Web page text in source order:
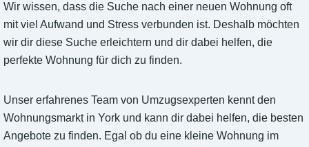
Wir wissen, dass die Suche nach einer neuen Wohnung oft
mit viel Aufwand und Stress verbunden ist. Deshalb möchten
wir dir diese Suche erleichtern und dir dabei helfen, die
perfekte Wohnung für dich zu finden.
Unser erfahrenes Team von Umzugsexperten kennt den
Wohnungsmarkt in York und kann dir dabei helfen, die besten
Angebote zu finden. Egal ob du eine kleine Wohnung im